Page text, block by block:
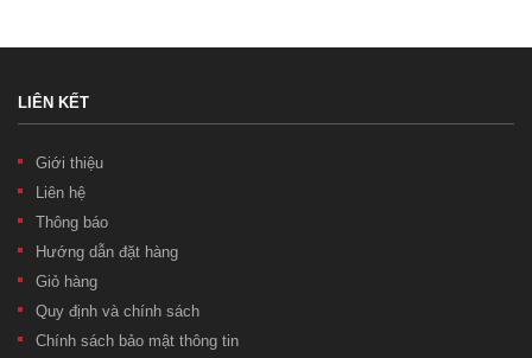
LIÊN KẾT
Giới thiệu
Liên hệ
Thông báo
Hướng dẫn đặt hàng
Giỏ hàng
Quy định và chính sách
Chính sách bảo mật thông tin